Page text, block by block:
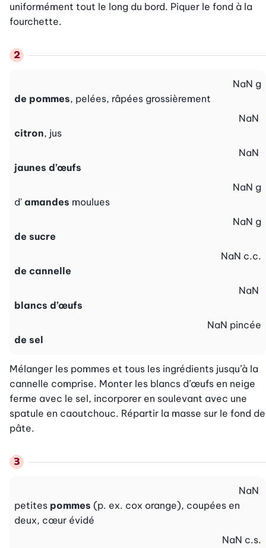
uniformément tout le long du bord. Piquer le fond à la
fourchette.
de pommes, pelées, râpées grossièrement
NaN g
citron, jus
NaN
jaunes d’œufs
NaN
d' amandes moulues
NaN g
de sucre
NaN g
de cannelle
NaN c.c.
blancs d’œufs
NaN
de sel
NaN pincée
Mélanger les pommes et tous les ingrédients jusqu’à la
cannelle comprise. Monter les blancs d’œufs en neige
ferme avec le sel, incorporer en soulevant avec une
spatule en caoutchouc. Répartir la masse sur le fond de
pâte.
petites pommes (p. ex. cox orange), coupées en
deux, cœur évidé
NaN
NaN c.s.